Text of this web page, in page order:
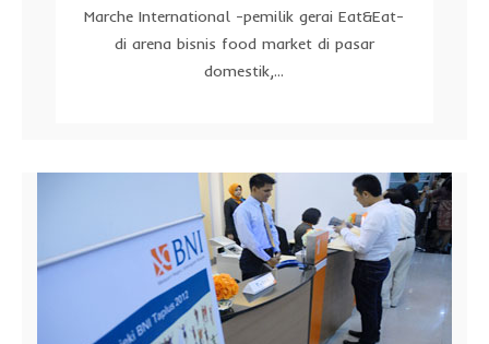
Marche International -pemilik gerai Eat&Eat-
di arena bisnis food market di pasar
domestik,...